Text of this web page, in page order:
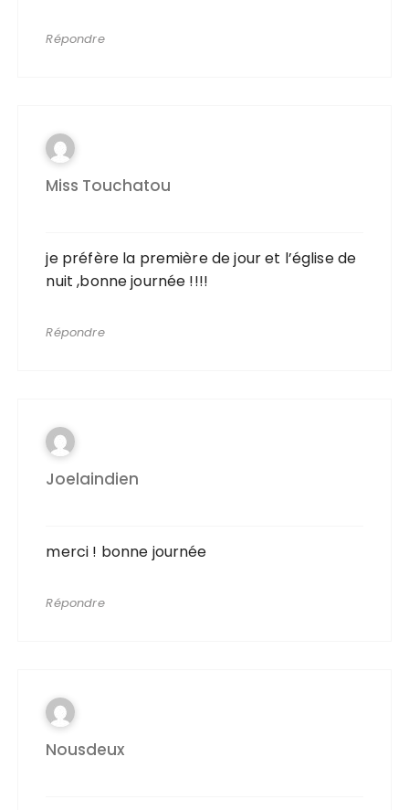
Répondre
Miss Touchatou
je préfère la première de jour et l’église de
nuit ,bonne journée !!!!
Répondre
Joelaindien
merci ! bonne journée
Répondre
Nousdeux